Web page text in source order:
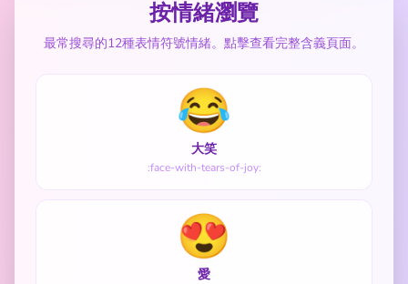
按情緒瀏覽
最常搜尋的12種表情符號情緒。點擊查看完整含義頁面。
😂
大笑
:face-with-tears-of-joy:
😍
愛